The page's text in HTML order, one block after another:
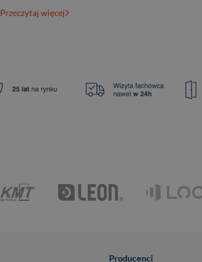
Przeczytaj więcej
Producenci